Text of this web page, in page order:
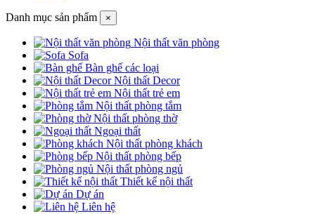
Danh mục sản phẩm ×
Nội thất văn phòng
Sofa
Bàn ghế các loại
Nội thất Decor
Nội thất trẻ em
Nội thất phòng tắm
Nội thất phòng thờ
Ngoại thất
Nội thất phòng khách
Nội thất phòng bếp
Nội thất phòng ngủ
Thiết kế nội thất
Dự án
Liên hệ